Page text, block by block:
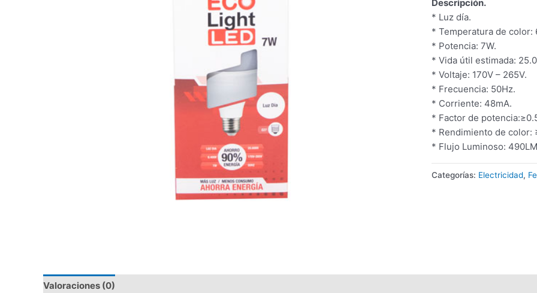
Descripción.
* Luz día.
* Temperatura de color:
* Potencia: 7W.
* Vida útil estimada:
* Voltaje: 170V – 265V.
* Frecuencia: 50Hz.
* Corriente: 48mA.
* Factor de
* Rendimiento de color:
* Flujo Luminoso:
Categorías: Electricidad,
Valoraciones (0)